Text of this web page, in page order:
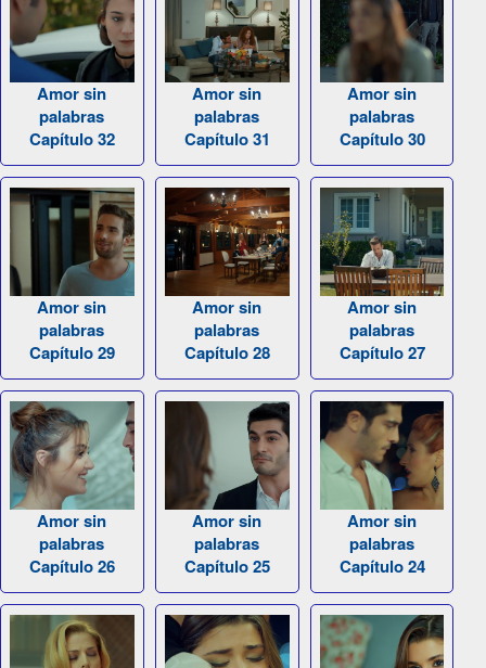
Amor sin
palabras
Capítulo 32
Amor sin
palabras
Capítulo 31
Amor sin
palabras
Capítulo 30
Amor sin
palabras
Capítulo 29
Amor sin
palabras
Capítulo 28
Amor sin
palabras
Capítulo 27
Amor sin
palabras
Capítulo 26
Amor sin
palabras
Capítulo 25
Amor sin
palabras
Capítulo 24